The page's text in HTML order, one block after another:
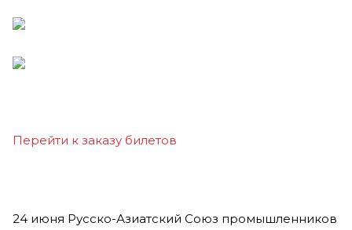
Перейти к заказу билетов
24 июня Русско-Азиатский Союз промышленников